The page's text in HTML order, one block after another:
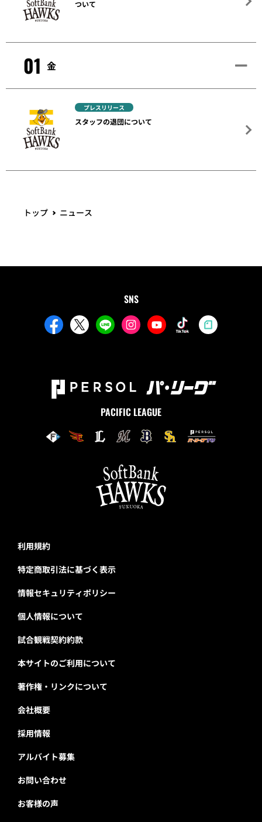
ついて
01 金
プレスリリース
スタッフの退団について
トップ ニュース
SNS
PACIFIC LEAGUE
利用規約
特定商取引法に基づく表示
情報セキュリティポリシー
個人情報について
試合観戦契約約款
本サイトのご利用について
著作権・リンクについて
会社概要
採用情報
アルバイト募集
お問い合わせ
お客様の声